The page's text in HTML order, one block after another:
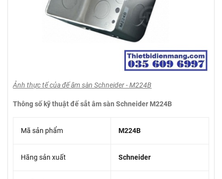
Ảnh thực tế của đế âm sàn Schneider - M224B
Thông số kỹ thuật đế sắt âm sàn Schneider M224B
Mã sản phẩm M224B
Hãng sản xuất Schneider